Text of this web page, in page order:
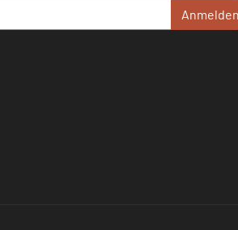
Anmelden